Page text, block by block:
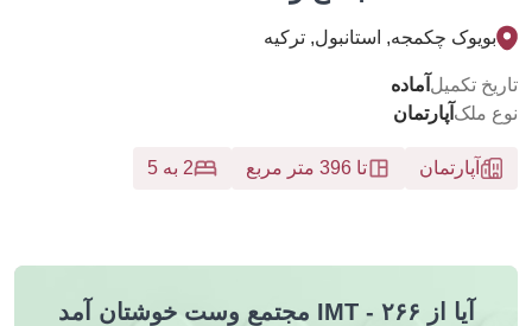
چکمجه, استانبول, تركيه
تکمیلآماده
ملک آپارتمان
آپارتمان
آیا از ۲۶۶ - IMT مجتمع وست خوشتان آمد